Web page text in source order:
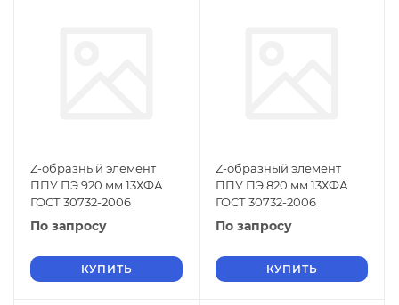
Z-образный элемент
ППУ ПЭ 920 мм 13ХФА
ГОСТ 30732-2006
По запросу
КУПИТЬ
Z-образный элемент
ППУ ПЭ 820 мм 13ХФА
ГОСТ 30732-2006
По запросу
КУПИТЬ